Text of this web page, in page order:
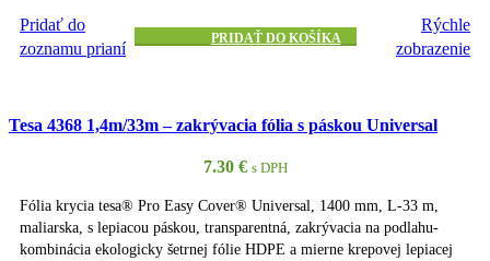
Pridať do
zoznamu prianí
PRIDAŤ DO KOŠÍKA
Rýchle
zobrazenie
Tesa 4368 1,4m/33m – zakrývacia fólia s páskou Universal
7.30 € s DPH
Fólia krycia tesa® Pro Easy Cover® Universal, 1400 mm, L-33 m,
maliarska, s lepiacou páskou, transparentná, zakrývacia na podlahu-
kombinácia ekologicky šetrnej fólie HDPE a mierne krepovej lepiacej